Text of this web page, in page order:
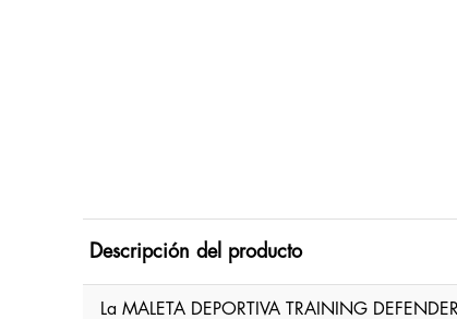
Descripción del producto
La MALETA DEPORTIVA TRAINING